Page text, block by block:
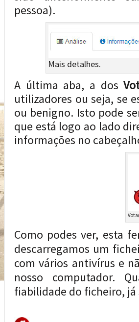
pessoa).
Mais detalhes.
A última aba, a dos
utilizadores ou seja, se
ou benigno. Isto pode
que está logo ao lado
informações no
Como podes ver, esta
descarregamos um
com vários antivírus e
nosso computador.
fiabilidade do ficheiro, já